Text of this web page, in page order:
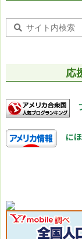
応
にほ